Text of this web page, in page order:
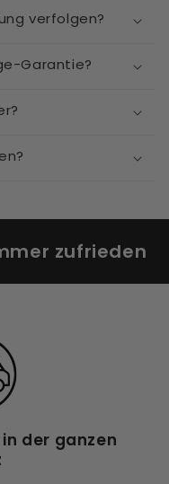
verfolgen?
Garantie?
zufrieden
der ganzen